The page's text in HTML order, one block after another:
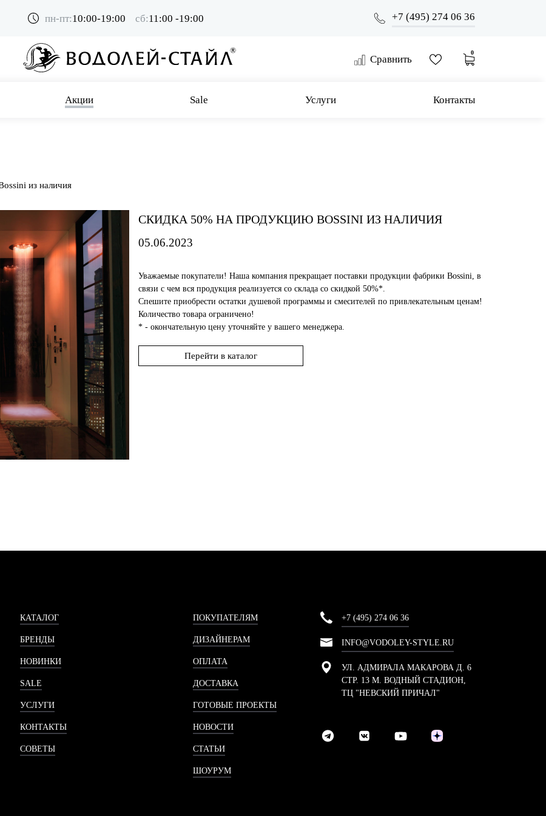
пн-пт:10:00-19:00 сб:11:00 -19:00 +7 (495) 274 06 36
Сравнить
0
Акции Sale Услуги Контакты
из наличия
СКИДКА 50% НА ПРОДУКЦИЮ BOSSINI ИЗ НАЛИЧИЯ
05.06.2023
Уважаемые покупатели! Наша компания прекращает поставки продукции фабрики Bossini, в
связи с чем вся продукция реализуется со склада со скидкой 50%*.
Спешите приобрести остатки душевой программы и смесителей по привлекательным ценам!
Количество товара ограничено!
* - окончательную цену уточняйте у вашего менеджера.
Перейти в каталог
КАТАЛОГ
БРЕНДЫ
НОВИНКИ
SALE
УСЛУГИ
КОНТАКТЫ
СОВЕТЫ
ПОКУПАТЕЛЯМ
ДИЗАЙНЕРАМ
ОПЛАТА
ДОСТАВКА
ГОТОВЫЕ ПРОЕКТЫ
НОВОСТИ
СТАТЬИ
ШОУРУМ
+7 (495) 274 06 36
INFO@VODOLEY-STYLE.RU
УЛ. АДМИРАЛА МАКАРОВА Д. 6
СТР. 13 М. ВОДНЫЙ СТАДИОН,
ТЦ "НЕВСКИЙ ПРИЧАЛ"